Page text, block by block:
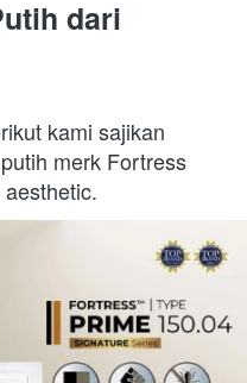
dari
kami sajikan
merk Fortress